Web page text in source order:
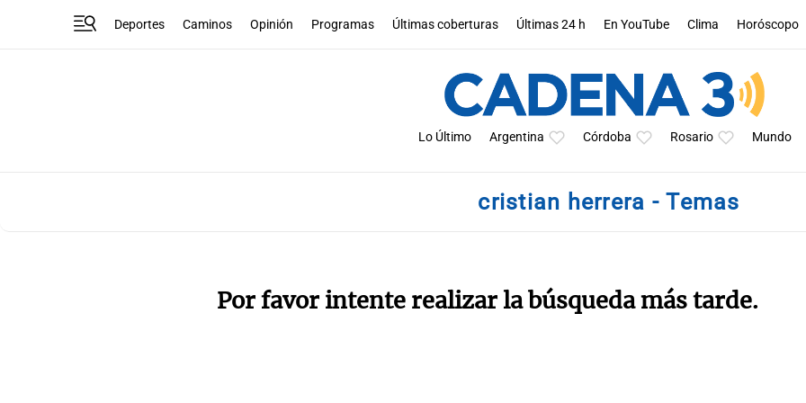
Deportes Caminos Opinión Programas Últimas coberturas Últimas 24 h En YouTube Clima Horóscopo
Lo Último Argentina Córdoba Rosario Mundo
cristian herrera - Temas
Por favor intente realizar la búsqueda más tarde.